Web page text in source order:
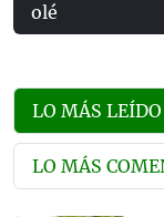
olé
LO MÁS LEÍDO
LO MÁS